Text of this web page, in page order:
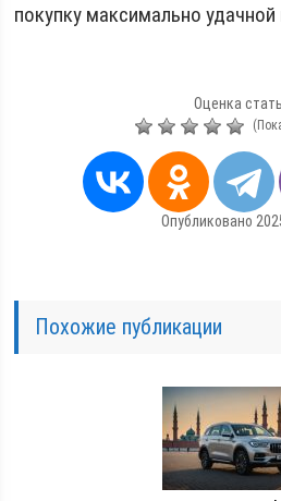
покупку максимально удачной
Оценка
Опубликовано
Похожие публикации